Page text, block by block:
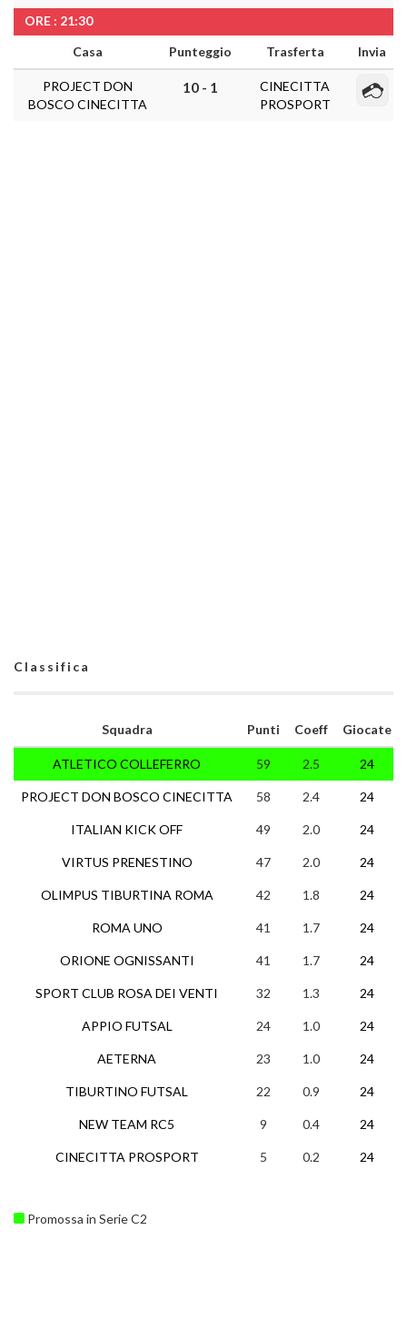
ORE : 21:30
Casa
Punteggio Trasferta Invia
PROJECT DON
BOSCO CINECITTA
10 - 1
CINECITTA
PROSPORT
Classifica
Squadra
ATLETICO COLLEFERRO
PROJECT DON BOSCO CINECITTA
ITALIAN KICK OFF
VIRTUS PRENESTINO
OLIMPUS TIBURTINA ROMA
ROMA UNO
ORIONE OGNISSANTI
SPORT CLUB ROSA DEI VENTI
APPIO FUTSAL
AETERNA
TIBURTINO FUTSAL
NEW TEAM RC5
CINECITTA PROSPORT
Punti Coeff Giocate
59 2.5 24
58 2.4 24
49 2.0 24
47 2.0 24
42 1.8 24
41 1.7 24
41 1.7 24
32 1.3 24
24 1.0 24
23 1.0 24
22 0.9 24
9 0.4 24
5 0.2 24
Promossa in Serie C2